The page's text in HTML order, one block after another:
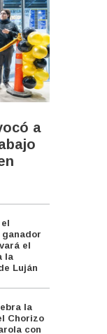
a
el
la
Luján
la
Chorizo
con